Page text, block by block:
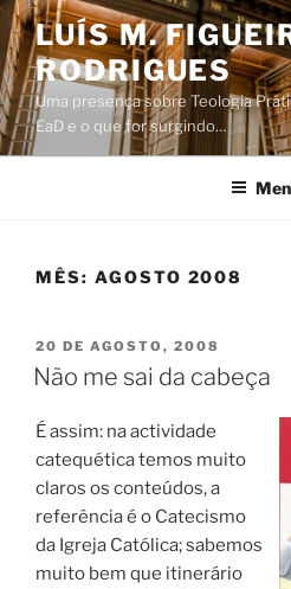
Saltar
para
o
conteúdo
LUÍS M.
RODRIGUES
Uma presença sobre Teologia
EaD e o que for surgindo…
MÊS: AGOSTO 2008
PUBLICADO
EM
20 DE AGOSTO, 2008
Não me sai da cabeça
É assim: na actividade
catequética temos muito
claros os conteúdos, a
referência é o Catecismo
da Igreja Católica; sabemos
muito bem que itinerário